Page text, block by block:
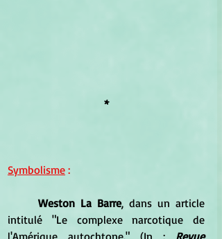
*
Symbolisme :
Weston La Barre, dans un article
intitulé "Le complexe narcotique de
l'Amérique autochtone." (In : Revue